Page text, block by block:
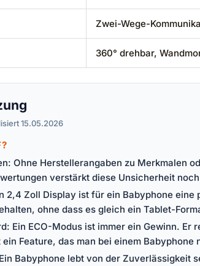
Zwei-Wege-
360° drehbar,
15.05.2026
Ohne Herstellerangaben zu Merkmalen
verstärkt diese Unsicherheit
2,4 Zoll Display ist für ein Babyphone
ohne dass es gleich ein Tablet-
Ein ECO-Modus ist immer ein Gewinn.
Feature, das man bei einem Babyphone
Babyphone lebt von der